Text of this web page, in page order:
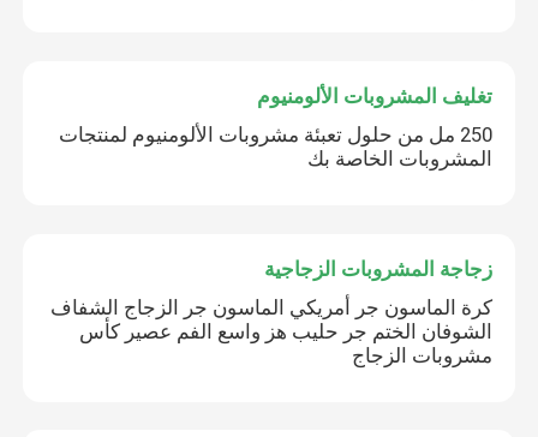
تغليف المشروبات الألومنيوم
250 مل من حلول تعبئة مشروبات الألومنيوم لمنتجات
المشروبات الخاصة بك
زجاجة المشروبات الزجاجية
كرة الماسون جر أمريكي الماسون جر الزجاج الشفاف
الشوفان الختم جر حليب هز واسع الفم عصير كأس
مشروبات الزجاج